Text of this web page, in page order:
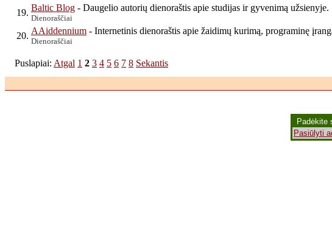
19. Baltic Blog - Daugelio autorių dienoraštis apie studijas ir gyvenimą užsienyje.
Dienoraščiai
20. AAiddennium - Internetinis dienoraštis apie žaidimų kurimą, programinę
Dienoraščiai
Puslapiai: Atgal 1 2 3 4 5 6 7 8 Sekantis
Padėkite
Pasiūlyti